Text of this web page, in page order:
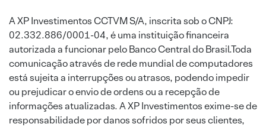
A XP Investimentos CCTVM S/A, inscrita sob o CNPJ:
02.332.886/0001-04, é uma instituição financeira
autorizada a funcionar pelo Banco Central do Brasil.Toda
comunicação através de rede mundial de computadores
está sujeita a interrupções ou atrasos, podendo impedir
ou prejudicar o envio de ordens ou a recepção de
informações atualizadas. A XP Investimentos exime-se de
responsabilidade por danos sofridos por seus clientes,